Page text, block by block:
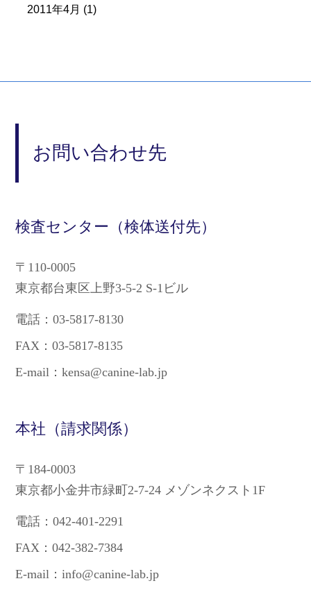
2011年4月 (1)
お問い合わせ先
検査センター（検体送付先）
〒110-0005
東京都台東区上野3-5-2 S-1ビル
電話：03-5817-8130
FAX：03-5817-8135
E-mail：kensa@canine-lab.jp
本社（請求関係）
〒184-0003
東京都小金井市緑町2-7-24 メゾンネクスト1F
電話：042-401-2291
FAX：042-382-7384
E-mail：info@canine-lab.jp